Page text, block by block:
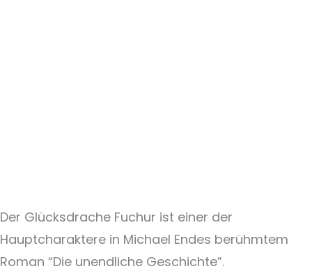
Der Glücksdrache Fuchur ist einer der
Hauptcharaktere in Michael Endes berühmtem
Roman “Die unendliche Geschichte”.